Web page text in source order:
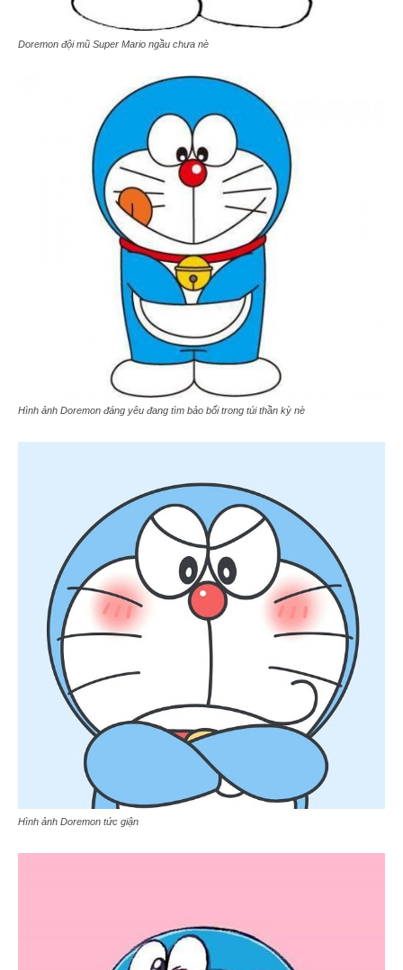
Doremon đội mũ Super Mario ngầu chưa nè
Hình ảnh Doremon đáng yêu đang tìm bảo bối trong túi thần kỳ nè
Hình ảnh Doremon tức giận